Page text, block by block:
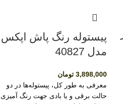
پیستوله رنگ پاش اپکس
مدل 40827
3,898,000 تومان
معرفی به طور کل، پیستوله‌ها در دو
حالت برقی و یا بادی جهت رنگ آمیزی